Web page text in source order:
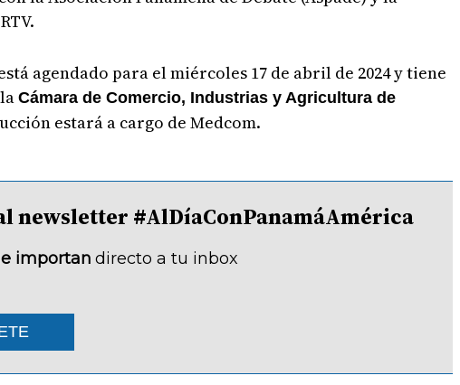
agendado para el miércoles 17 de abril de 2024 y tiene
Cámara de Comercio, Industrias y Agricultura de
estará a cargo de Medcom.
newsletter #AlDíaConPanamáAmérica
importan directo a tu inbox